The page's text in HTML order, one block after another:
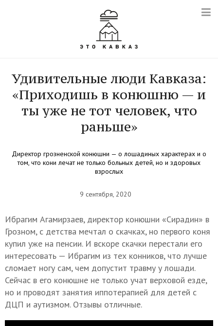
Удивительные люди Кавказа:
«Приходишь в конюшню — и
ты уже не тот человек, что
раньше»
Директор грозненской конюшни — о лошадиных характерах и о
том, что кони лечат не только больных детей, но и здоровых
взрослых
9 сентября, 2020
Ибрагим Агамирзаев, директор конюшни «Сирадин» в
Грозном, с детства мечтал о скачках, но первого коня
купил уже на пенсии. И вскоре скачки перестали его
интересовать — Ибрагим из тех конников, что лучше
сломает ногу сам, чем допустит травму у лошади.
Сейчас в его конюшне не только учат верховой езде,
но и проводят занятия иппотерапией для детей с
ДЦП и аутизмом. Отзывы отличные.